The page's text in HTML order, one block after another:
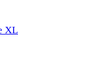
XL